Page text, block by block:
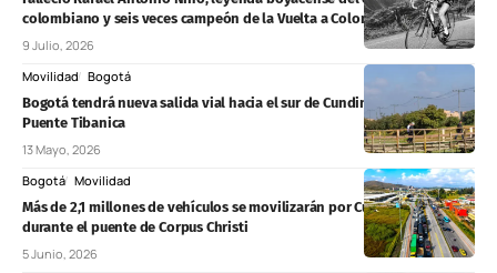
colombiano y seis veces campeón de la Vuelta a Colombia
9 Julio, 2026
Movilidad Bogotá
Bogotá tendrá nueva salida vial hacia el sur de Cundinamarca por el
Puente Tibanica
13 Mayo, 2026
Bogotá Movilidad
Más de 2,1 millones de vehículos se movilizarán por Cundinamarca
durante el puente de Corpus Christi
5 Junio, 2026